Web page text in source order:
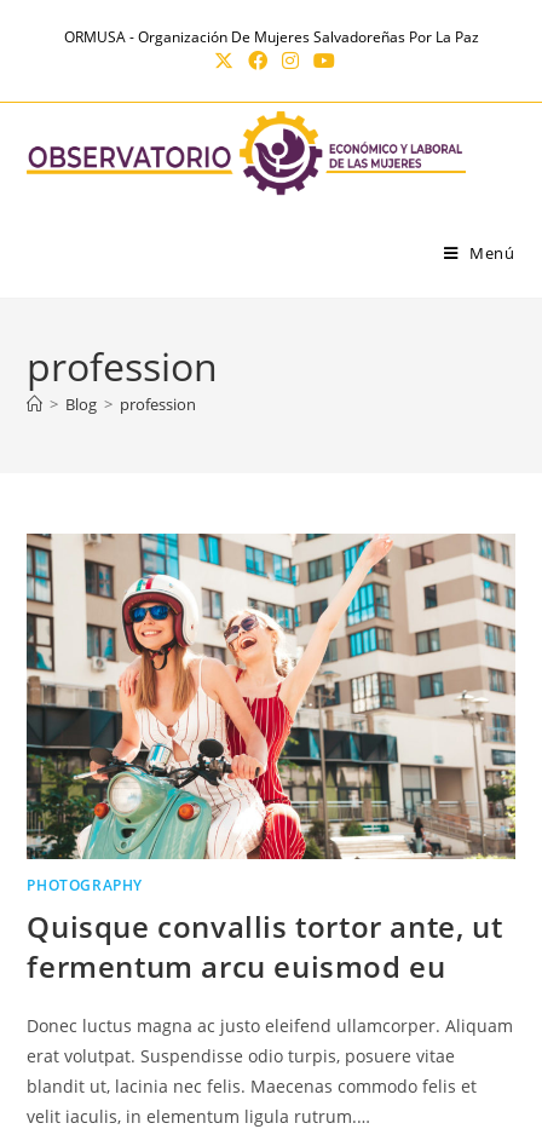
ORMUSA - Organización De Mujeres Salvadoreñas Por La Paz
Menú
profession
> Blog > profession
PHOTOGRAPHY
Quisque convallis tortor ante, ut
fermentum arcu euismod eu
Donec luctus magna ac justo eleifend ullamcorper. Aliquam
erat volutpat. Suspendisse odio turpis, posuere vitae
blandit ut, lacinia nec felis. Maecenas commodo felis et
velit iaculis, in elementum ligula rutrum.…